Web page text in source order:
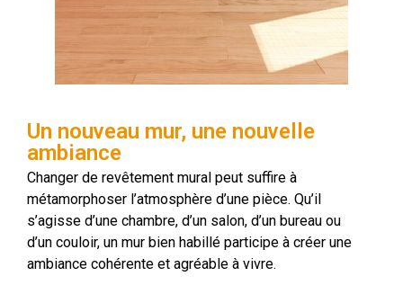
Un nouveau mur, une nouvelle
ambiance
Changer de revêtement mural peut suffire à
métamorphoser l’atmosphère d’une pièce. Qu’il
s’agisse d’une chambre, d’un salon, d’un bureau ou
d’un couloir, un mur bien habillé participe à créer une
ambiance cohérente et agréable à vivre.